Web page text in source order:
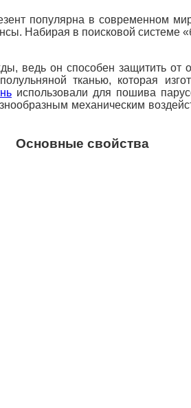
популярна в современном
Набирая в поисковой системе
ведь он способен защитить
тканью, которая
использовали для пошива
механическим
Основные свойства